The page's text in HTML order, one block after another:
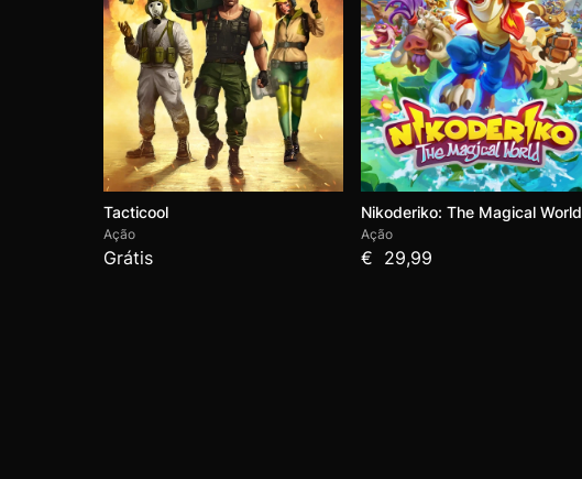
Tacticool
Ação
Grátis
Nikoderiko: The Magical World
Ação
€ 29,99